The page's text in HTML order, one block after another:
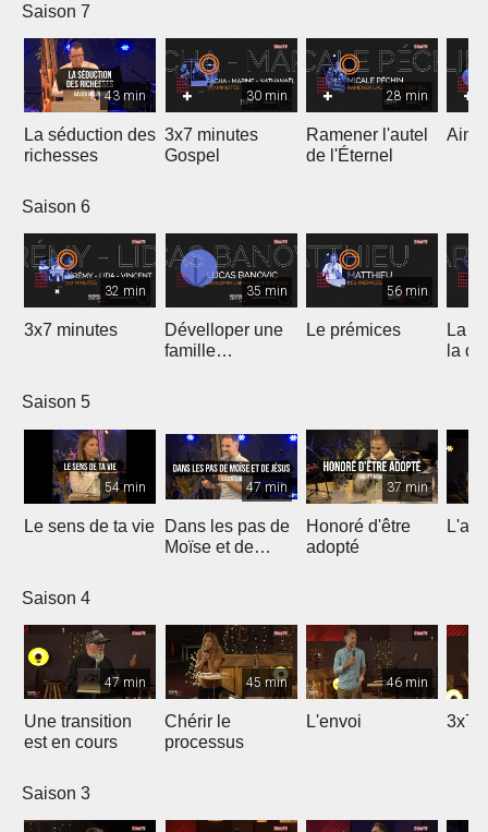
Saison 7
43 min
La séduction des
richesses
30 min
3x7 minutes
Gospel
28 min
Ramener l'autel
de l'Éternel
Saison 6
32 min
3x7 minutes
35 min
Dévelloper une
famille
56 min
Le prémices
La
la
Saison 5
54 min
Le sens de ta vie
47 min
Dans les pas de
Moïse et de
37 min
Honoré d'être
adopté
Saison 4
47 min
Une transition
est en cours
45 min
Chérir le
processus
46 min
L'envoi 3x7
Saison 3